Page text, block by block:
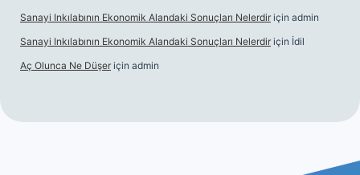
Sanayi Inkılabının Ekonomik Alandaki Sonuçları Nelerdir için admin
Sanayi Inkılabının Ekonomik Alandaki Sonuçları Nelerdir için İdil
Aç Olunca Ne Düşer için admin